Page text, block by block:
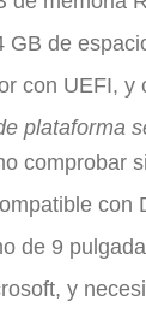
de
con UEFI, y
plataforma
comprobar
de 9
y